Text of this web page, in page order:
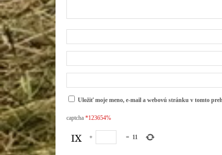
Uložiť moje meno, e-mail a webovú stránku v tomto
captcha *123654%
+ = 11